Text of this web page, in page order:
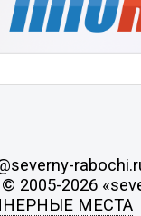
2005-2026
МЕСТА